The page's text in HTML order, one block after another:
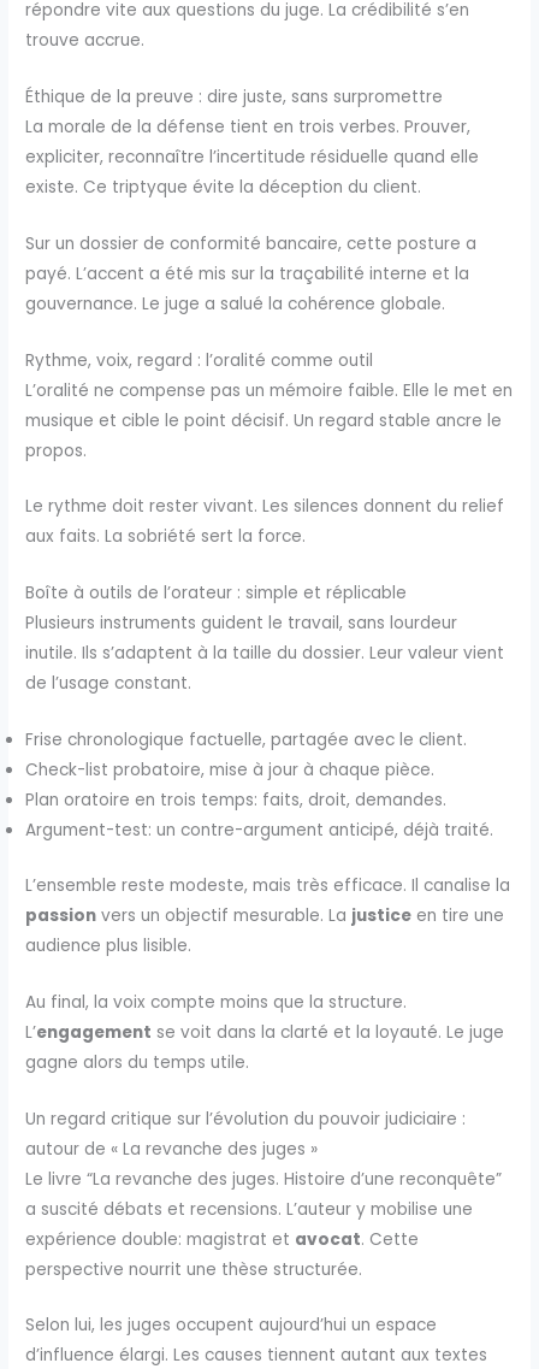
répondre vite aux questions du juge. La crédibilité s’en
trouve accrue.
Éthique de la preuve : dire juste, sans surpromettre
La morale de la défense tient en trois verbes. Prouver,
expliciter, reconnaître l’incertitude résiduelle quand elle
existe. Ce triptyque évite la déception du client.
Sur un dossier de conformité bancaire, cette posture a
payé. L’accent a été mis sur la traçabilité interne et la
gouvernance. Le juge a salué la cohérence globale.
Rythme, voix, regard : l’oralité comme outil
L’oralité ne compense pas un mémoire faible. Elle le met en
musique et cible le point décisif. Un regard stable ancre le
propos.
Le rythme doit rester vivant. Les silences donnent du relief
aux faits. La sobriété sert la force.
Boîte à outils de l’orateur : simple et réplicable
Plusieurs instruments guident le travail, sans lourdeur
inutile. Ils s’adaptent à la taille du dossier. Leur valeur vient
de l’usage constant.
Frise chronologique factuelle, partagée avec le client.
Check-list probatoire, mise à jour à chaque pièce.
Plan oratoire en trois temps: faits, droit, demandes.
Argument-test: un contre-argument anticipé, déjà traité.
L’ensemble reste modeste, mais très efficace. Il canalise la
passion vers un objectif mesurable. La justice en tire une
audience plus lisible.
Au final, la voix compte moins que la structure.
L’engagement se voit dans la clarté et la loyauté. Le juge
gagne alors du temps utile.
Un regard critique sur l’évolution du pouvoir judiciaire :
autour de « La revanche des juges »
Le livre “La revanche des juges. Histoire d’une reconquête”
a suscité débats et recensions. L’auteur y mobilise une
expérience double: magistrat et avocat. Cette
perspective nourrit une thèse structurée.
Selon lui, les juges occupent aujourd’hui un espace
d’influence élargi. Les causes tiennent autant aux textes